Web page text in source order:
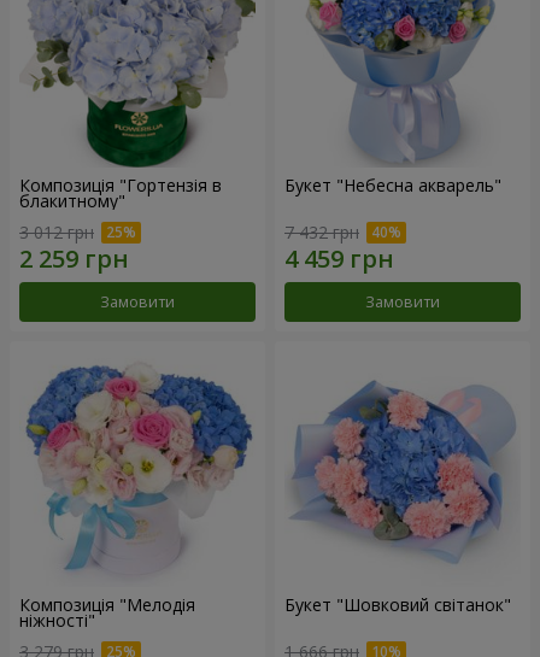
Композиція "Гортензія в
блакитному"
3 012 грн
Замовити
Букет "Небесна акварель"
7 432 грн
Замовити
Композиція "Мелодія
ніжності"
3 279 грн
Букет "Шовковий світанок"
1 666 грн